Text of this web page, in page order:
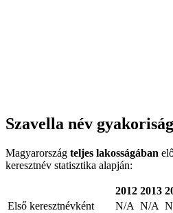
Szavella név
Magyarország teljes lakosságában
keresztnév statisztika alapján:
2012 2013
Első keresztnévként
N/A N/A